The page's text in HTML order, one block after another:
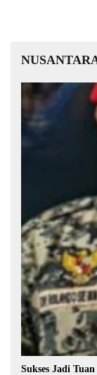
Sukses Jadi